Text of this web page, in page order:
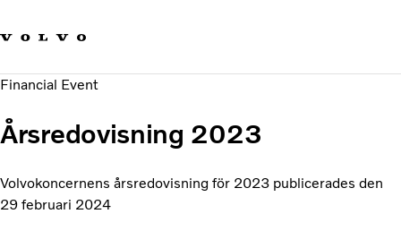
Hållbara transporter
Karriär
Investerare
Financial Event
Årsredovisning 2023
Volvokoncernens årsredovisning för 2023 publicerades den
29 februari 2024